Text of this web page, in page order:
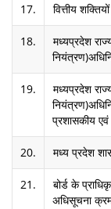
17. वित्तीय
18.
मध्यप्रदेश
19.
मध्यप्रदेश
प्रशासकीय
20. मध्य प्रदेश
21.
बोर्ड के
अधिसूचना